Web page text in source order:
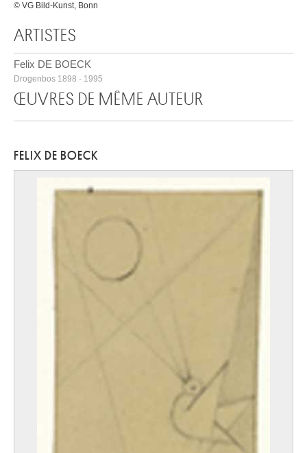
© VG Bild-Kunst, Bonn
ARTISTES
Felix DE BOECK
Drogenbos 1898 - 1995
ŒUVRES DE MÊME AUTEUR
FELIX DE BOECK